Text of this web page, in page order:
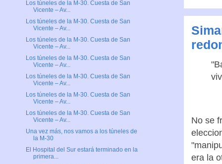
No se
era la
Los túneles de la M-30. Cuesta de San
Vicente – Av...
Los túneles de la M-30. Cuesta de San
Vicente – Av...
Los túneles de la M-30. Cuesta de San
Vicente – Av...
Los túneles de la M-30. Cuesta de San
Vicente – Av...
Los túneles de la M-30. Cuesta de San
Vicente – Av...
Los túneles de la M-30. Cuesta de San
Vicente – Av...
Los túneles de la M-30. Cuesta de San
Vicente – Av...
Una vez más, nos vamos a los túneles de
la M-30
El Hospital del Sur estará terminado en la
primera...